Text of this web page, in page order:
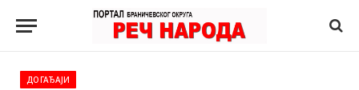
ДОГАЂАЈИ